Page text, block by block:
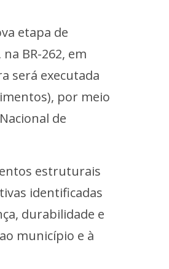
etapa de
BR-262, em
será executada
por meio
de
estruturais
identificadas
durabilidade e
município e à